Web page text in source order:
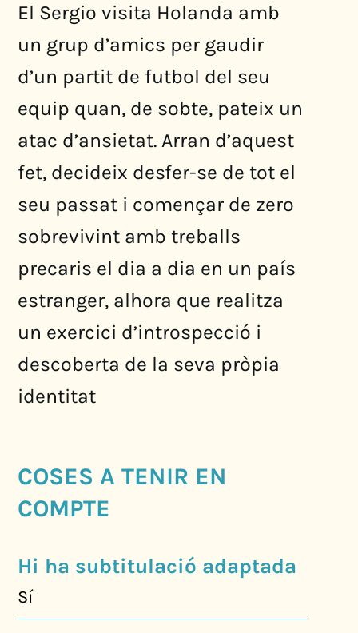
El Sergio visita Holanda amb
un grup d’amics per gaudir
d’un partit de futbol del seu
equip quan, de sobte, pateix un
atac d’ansietat. Arran d’aquest
fet, decideix desfer-se de tot el
seu passat i començar de zero
sobrevivint amb treballs
precaris el dia a dia en un país
estranger, alhora que realitza
un exercici d’introspecció i
descoberta de la seva pròpia
identitat
COSES A TENIR EN
COMPTE
Hi ha subtitulació adaptada
Sí